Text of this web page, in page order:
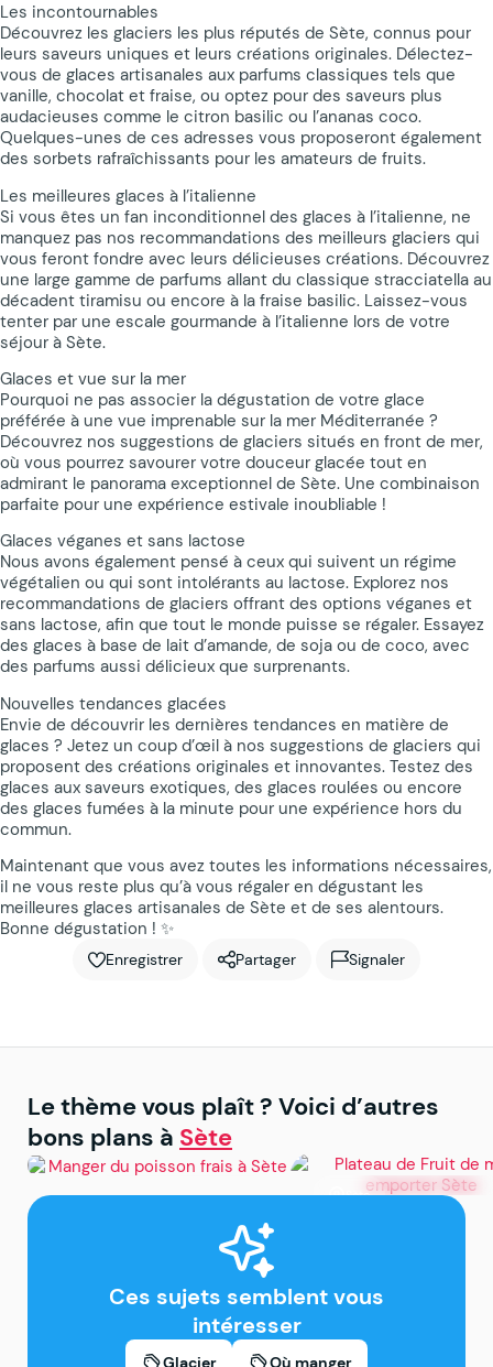
Les incontournables
Découvrez les glaciers les plus réputés de Sète, connus pour
leurs saveurs uniques et leurs créations originales. Délectez-
vous de glaces artisanales aux parfums classiques tels que
vanille, chocolat et fraise, ou optez pour des saveurs plus
audacieuses comme le citron basilic ou l’ananas coco.
Quelques-unes de ces adresses vous proposeront également
des sorbets rafraîchissants pour les amateurs de fruits.
Les meilleures glaces à l’italienne
Si vous êtes un fan inconditionnel des glaces à l’italienne, ne
manquez pas nos recommandations des meilleurs glaciers qui
vous feront fondre avec leurs délicieuses créations. Découvrez
une large gamme de parfums allant du classique stracciatella au
décadent tiramisu ou encore à la fraise basilic. Laissez-vous
tenter par une escale gourmande à l’italienne lors de votre
séjour à Sète.
Glaces et vue sur la mer
Pourquoi ne pas associer la dégustation de votre glace
préférée à une vue imprenable sur la mer Méditerranée ?
Découvrez nos suggestions de glaciers situés en front de mer,
où vous pourrez savourer votre douceur glacée tout en
admirant le panorama exceptionnel de Sète. Une combinaison
parfaite pour une expérience estivale inoubliable !
Glaces véganes et sans lactose
Nous avons également pensé à ceux qui suivent un régime
végétalien ou qui sont intolérants au lactose. Explorez nos
recommandations de glaciers offrant des options véganes et
sans lactose, afin que tout le monde puisse se régaler. Essayez
des glaces à base de lait d’amande, de soja ou de coco, avec
des parfums aussi délicieux que surprenants.
Nouvelles tendances glacées
Envie de découvrir les dernières tendances en matière de
glaces ? Jetez un coup d’œil à nos suggestions de glaciers qui
proposent des créations originales et innovantes. Testez des
glaces aux saveurs exotiques, des glaces roulées ou encore
des glaces fumées à la minute pour une expérience hors du
commun.
Maintenant que vous avez toutes les informations nécessaires,
il ne vous reste plus qu’à vous régaler en dégustant les
meilleures glaces artisanales de Sète et de ses alentours.
Bonne dégustation ! ✨
Enregistrer Partager Signaler
Le thème vous plaît ? Voici d’autres
bons plans à Sète
Sète
Manger du poisson frais à
Sète
Plateau de Fruit de
Ces sujets semblent vous
intéresser
Glacier Où manger